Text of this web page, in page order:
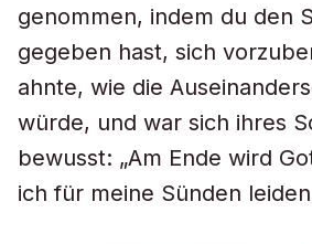
genommen, indem du den
gegeben hast, sich
ahnte, wie die
würde, und war sich ihres
bewusst: „Am Ende wird
ich für meine Sünden